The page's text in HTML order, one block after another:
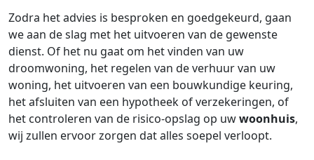
Zodra het advies is besproken en goedgekeurd, gaan
we aan de slag met het uitvoeren van de gewenste
dienst. Of het nu gaat om het vinden van uw
droomwoning, het regelen van de verhuur van uw
woning, het uitvoeren van een bouwkundige keuring,
het afsluiten van een hypotheek of verzekeringen, of
het controleren van de risico-opslag op uwwoonhuis,
wij zullen ervoor zorgen dat alles soepel verloopt.